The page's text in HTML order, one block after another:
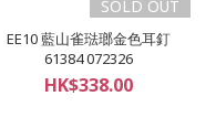
SOLD OUT
EE10 藍山雀琺瑯金色耳釘
61384 072326
HK$338.00